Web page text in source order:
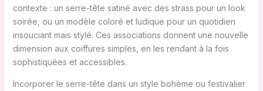
contexte : un serre-tête satiné avec des strass pour un look
soirée, ou un modèle coloré et ludique pour un quotidien
insouciant mais stylé. Ces associations donnent une nouvelle
dimension aux coiffures simples, en les rendant à la fois
sophistiquées et accessibles.
Incorporer le serre-tête dans un style bohème ou festivalier